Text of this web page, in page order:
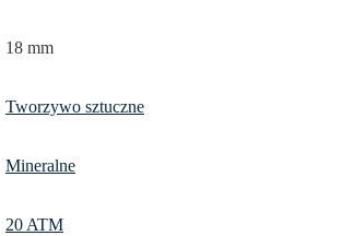
18 mm
Tworzywo sztuczne
Mineralne
20 ATM